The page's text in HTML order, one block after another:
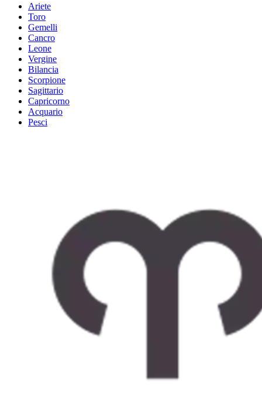
Ariete
Toro
Gemelli
Cancro
Leone
Vergine
Bilancia
Scorpione
Sagittario
Capricorno
Acquario
Pesci